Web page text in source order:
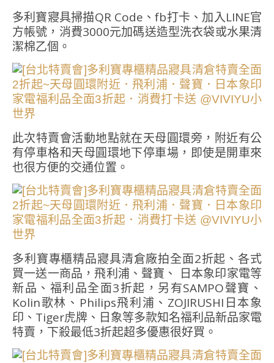
多利寶寢具掃描QR Code、fb打卡、加入LINE官
方帳號，消費3000元加碼送造型洗衣袋或水果清
潔棉乙個。
此次特賣會活動地點就在天母圓環旁，附近有公
有停車格和天母圓環地下停車場，即使是開車來
也很方便的交通位置。
多利寶專櫃精品寢具清倉廠拍全面2折起、各式
買一送一商品，飛利浦、聲寶、 日本象印家電等
新品、福利品全面3折起，另有SAMPO聲寶、
Kolin歌林、Philips飛利浦、ZOJIRUSHI日本象
印、Tiger虎牌、日象等多款知名福利品新品家電
特賣，下殺最低3折起超多優惠很好買。